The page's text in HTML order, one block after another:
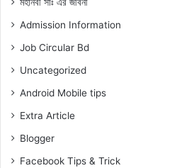
মহানবী সাঃ এর জীবনী
Admission Information
Job Circular Bd
Uncategorized
Android Mobile tips
Extra Article
Blogger
Facebook Tips & Trick